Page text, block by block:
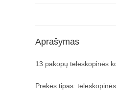
Aprašymas
13 pakopų teleskopinės
Prekės tipas: